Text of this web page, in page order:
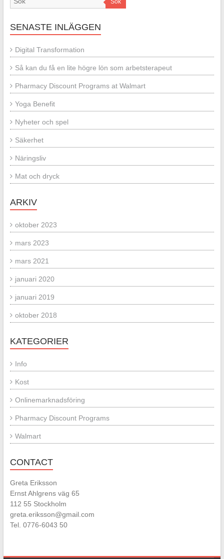
Sök
SENASTE INLÄGGEN
Digital Transformation
Så kan du få en lite högre lön som arbetsterapeut
Pharmacy Discount Programs at Walmart
Yoga Benefit
Nyheter och spel
Säkerhet
Näringsliv
Mat och dryck
ARKIV
oktober 2023
mars 2023
mars 2021
januari 2020
januari 2019
oktober 2018
KATEGORIER
Info
Kost
Onlinemarknadsföring
Pharmacy Discount Programs
Walmart
CONTACT
Greta Eriksson
Ernst Ahlgrens väg 65
112 55 Stockholm
greta.eriksson@gmail.com
Tel. 0776-6043 50